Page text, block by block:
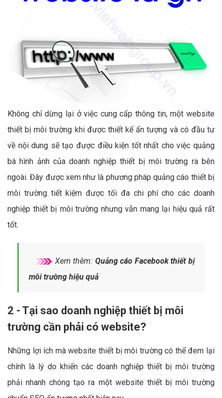
Không chỉ dừng lại ở việc cung cấp thông tin, một website
thiết bị môi trường khi được thiết kế ấn tượng và có đầu tư
về nội dung sẽ tạo được điều kiện tốt nhất cho việc quảng
bá hình ảnh của doanh nghiệp thiết bị môi trường ra bên
ngoài. Đây được xem như là phương pháp quảng cáo thiết bị
môi trường tiết kiệm được tối đa chi phí cho các doanh
nghiệp thiết bị môi trường nhưng vẫn mang lại hiệu quả rất
tốt.
Xem thêm: Quảng cáo Facebook thiết bị
môi trường hiệu quả
2 - Tại sao doanh nghiệp thiết bị môi
trường cần phải có website?
Những lợi ích mà website thiết bị môi trường có thể đem lại
chính là lý do khiến các doanh nghiệp thiết bị môi trường
phải nhanh chóng tạo ra một website thiết bị môi trường